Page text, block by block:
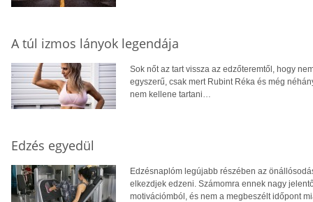
A túl izmos lányok legendája
Sok nőt az tart vissza az edzőteremtől, hogy
egyszerű, csak mert Rubint Réka és még
nem kellene tartani…
Edzés egyedül
Edzésnaplóm legújabb részében az
elkezdjek edzeni. Számomra ennek nagy
motivációmból, és nem a megbeszélt időpont